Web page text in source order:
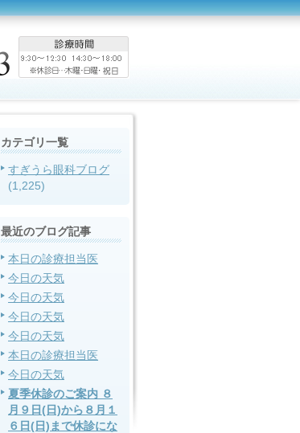
カテゴリ一覧
すぎうら眼科ブログ
(1,225)
最近のブログ記事
本日の診療担当医
今日の天気
今日の天気
今日の天気
今日の天気
本日の診療担当医
今日の天気
夏季休診のご案内 ８
月９日(日)から８月１
６日(日)まで休診にな